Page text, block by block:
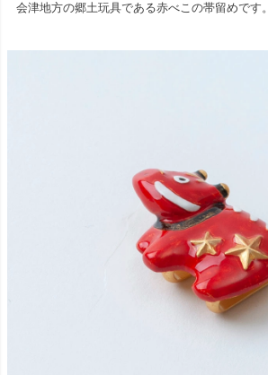
会津地方の郷土玩具である赤べこの帯留めです。